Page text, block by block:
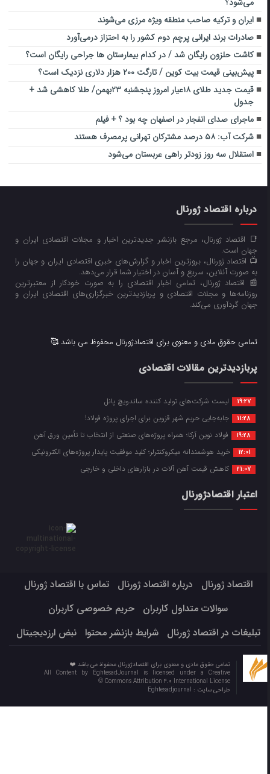
ایران و ترکیه صاحب منطقه ویژه مرزی می‌شوند
صادرات برند ایرانی پرچم دوم کشور را به احتزاز درمی‌آورد
کاشت حلزون رایگان شد / در کدام بیمارستان ها جراحی رایگان است؟
پیش‌بینی قیمت بیت کوین / تارگت ۲۰۰ هزار دلاری نزدیک است؟
قیمت جدید طلای ۱۸عیار امروز پنجشنبه ۲۳بهمن/ طلا کاهشی شد +
جدول
ماجرای صدای انفجار در اصفهان چه بود ؟ + فیلم
شرکت آب: ۵۸ درصد مشترکان تهرانی پرمصرف هستند
استقلال سه روز زودتر راهی عربستان می‌شود
درباره اقتصاد ژورنال
📑 اقتصاد ژورنال، مرجع بازنشر جدیدترین اخبار و مجلات اقتصادی ایران و
جهان است.
📺 اقتصاد ژورنال، بروزترین اخبار و گزارش‌های خبری اقتصادی ایران و جهان را
به صورت آنلاین، سریع و آسان در اختیار شما قرار می‌‌دهد.
📰 اقتصاد ژورنال، تمامی اخبار اقتصادی را به صورت خودکار از معتبرترین
روزنامه‌ها و مجلات اقتصادی و پربازدیدترین خبرگزاری‌های اقتصادی ایران و
جهان گردآوری می‌کند.
تمامی حقوق مادی و معنوی برای اقتصادژورنال محفوظ می باشد 🥰
پربازدیدترین مقالات اقتصادی
19:27 لیست شرکت‌های تولید کننده ساندویچ پانل
11:28 جابه‌جایی حریم شهر قزوین برای اجرای پروژه فولاد!
19:28 فولاد نوین آرکا؛ همراه پروژه‌های صنعتی از انتخاب تا تأمین ورق آهن
12:01 خرید هوشمندانه میکروکنترلر؛ کلید موفقیت پایدار پروژه‌های الکترونیکی
21:07 کاهش قیمت آهن آلات در بازارهای داخلی و خارجی
اعتبار اقتصادژورنال
اقتصاد ژورنال درباره اقتصاد ژورنال
تماس با اقتصاد ژورنال
سوالات متداول کاربران
حریم خصوصی کاربران
تبلیغات در اقتصاد ژورنال
شرایط بازنشر محتوا نبض ارزدیجیتال
تمامی حقوق مادی و معنوی برای اقتصادژورنال محفوظ می باشد ❤️
All Content by EghtesadJournal is licensed under a Creative
Commons Attribution 4.0 International License ©️
طراحی سایت :